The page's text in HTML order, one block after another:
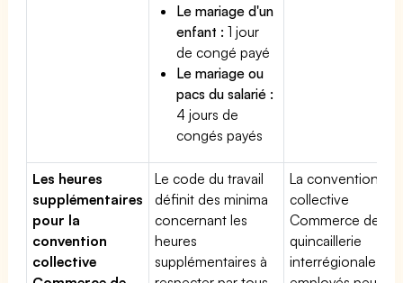
Le mariage d'un
enfant : 1 jour
de congé payé
Le mariage ou
pacs du salarié :
4 jours de
congés payés
Les heures
supplémentaires
pour la
convention
collective
Le code du travail
définit des minima
concernant les
heures
supplémentaires à
La convention
collective
Commerce de
quincaillerie
interrégionale